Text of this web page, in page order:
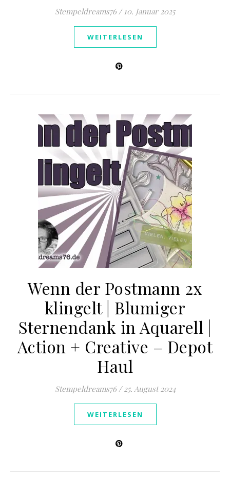
Stempeldreams76 / 10. Januar 2025
WEITERLESEN
Wenn der Postmann 2x
klingelt | Blumiger
Sternendank in Aquarell |
Action + Creative – Depot
Haul
Stempeldreams76 / 25. August 2024
WEITERLESEN